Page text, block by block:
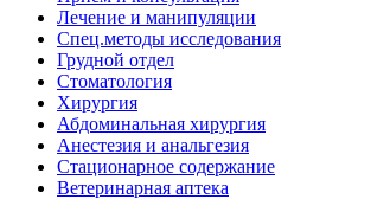
Лечение и манипуляции
Спец.методы исследования
Грудной отдел
Стоматология
Хирургия
Абдоминальная хирургия
Анестезия и анальгезия
Стационарное содержание
Ветеринарная аптека